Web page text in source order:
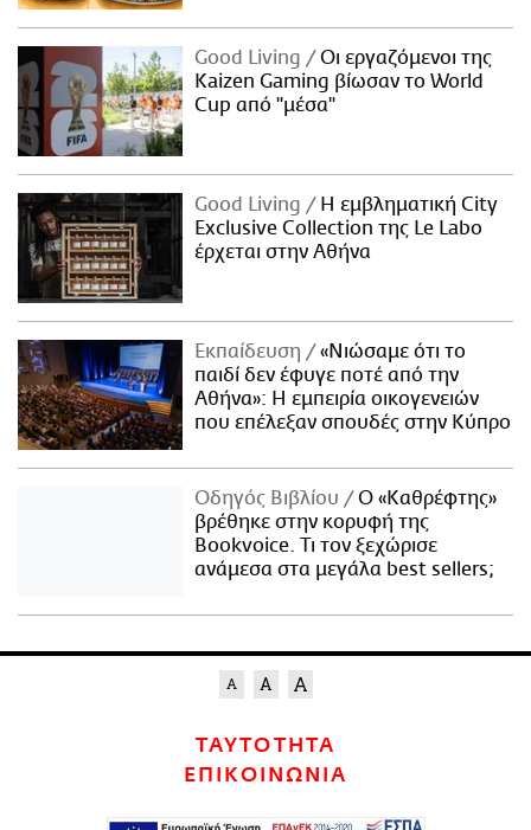
Good Living
Οι εργαζόμενοι της
Kaizen Gaming βίωσαν το World
Cup από "μέσα"
Good Living
Η εμβληματική City
Exclusive Collection της Le Labo
έρχεται στην Αθήνα
Εκπαίδευση
«Νιώσαμε ότι το
παιδί δεν έφυγε ποτέ από την
Αθήνα»: Η εμπειρία οικογενειών
που επέλεξαν σπουδές στην Κύπρο
Οδηγός Βιβλίου
Ο «Καθρέφτης»
βρέθηκε στην κορυφή της
Bookvoice. Τι τον ξεχώρισε
ανάμεσα στα μεγάλα best sellers;
ΤΑΥΤΟΤΗΤΑ
ΕΠΙΚΟΙΝΩΝΙΑ